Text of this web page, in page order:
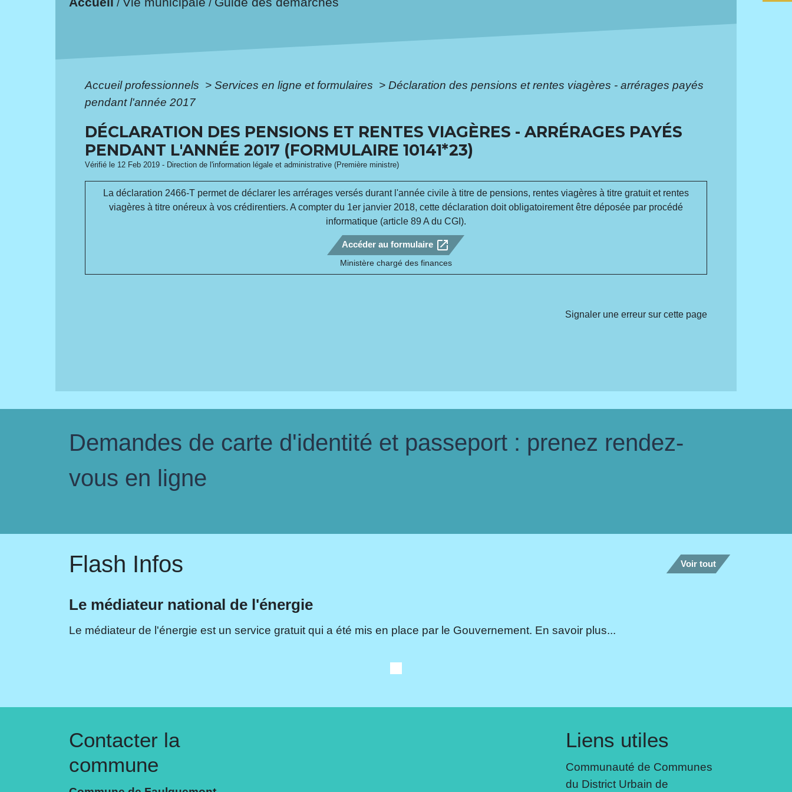
/ /
Accueil professionnels > Services en ligne et formulaires > Déclaration des pensions et rentes viagères - arrérages payés
pendant l'année 2017
DÉCLARATION DES PENSIONS ET RENTES VIAGÈRES - ARRÉRAGES PAYÉS
PENDANT L'ANNÉE 2017 (FORMULAIRE 10141*23)
Vérifié le 12 Feb 2019 - Direction de l'information légale et administrative (Première ministre)
La déclaration 2466-T permet de déclarer les arrérages versés durant l'année civile à titre de pensions, rentes viagères à titre gratuit et rentes
viagères à titre onéreux à vos crédirentiers. A compter du 1erjanvier 2018, cette déclaration doit obligatoirement être déposée par procédé
informatique (article 89 A du CGI).
Accéder au formulaire open_in_new
Ministère chargé des finances
Signaler une erreur sur cette page
Demandes de carte d'identité et passeport : prenez rendez-
vous en ligne
Flash Infos Voir tout
Le médiateur national de l'énergie
Le médiateur de l'énergie est un service gratuit qui a été mis en place par le Gouvernement. En savoir plus...
Contacter la
commune
Liens utiles
Communauté de Communes
du District Urbain de